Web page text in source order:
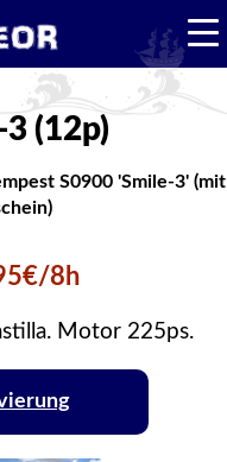
(12p)
S0900 'Smile-3' (mit
8h
Motor 225ps.